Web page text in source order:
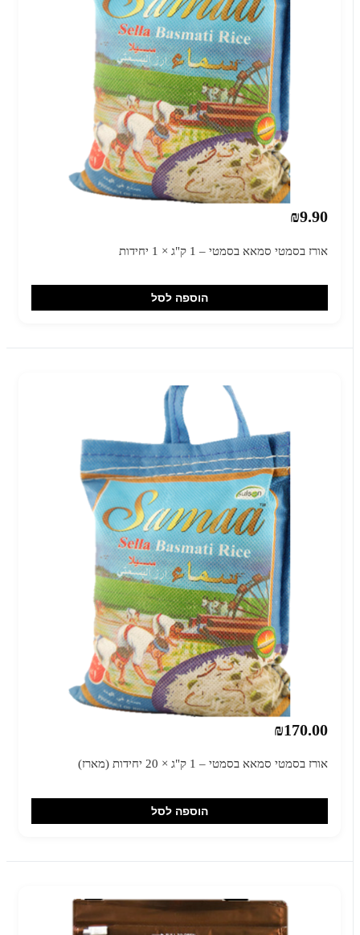
₪9.90
אורז בסמטי סמאא בסמטי – 1 ק"ג × 1 יחידות
הוספה לסל
₪170.00
אורז בסמטי סמאא בסמטי – 1 ק"ג × 20 יחידות (מארז)
הוספה לסל